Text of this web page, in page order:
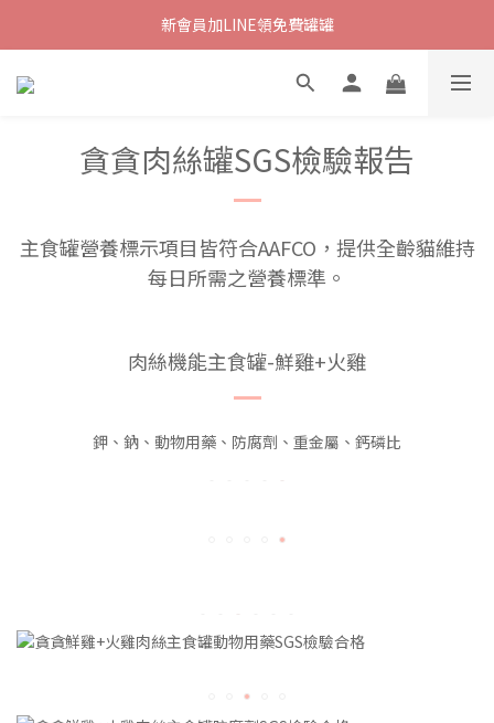
新會員加LINE領免費罐罐
貪貪肉絲罐SGS檢驗報告
主食罐營養標示項目皆符合AAFCO， 提供全齡貓維持
每日所需之營養標準 。
肉絲機能主食罐-鮮雞+火雞
鉀、鈉、動物用藥、防腐劑、重金屬、鈣磷比